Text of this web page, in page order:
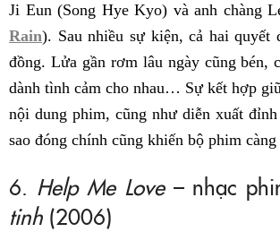
Ji Eun (Song Hye Kyo) và anh chàng
Rain). Sau nhiều sự kiện, cả hai quyết
đồng. Lửa gần rơm lâu ngày cũng bén,
dành tình cảm cho nhau… Sự kết hợp
nội dung phim, cũng như diễn xuất
sao đóng chính cũng khiến bộ phim
6. Help Me Love– nhạc
tinh (2006)